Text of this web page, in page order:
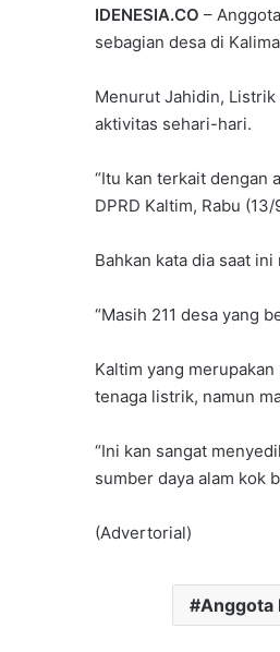
IDENESIA.CO –
sebagian desa di
Menurut Jahidin,
aktivitas sehari-hari.
“Itu kan terkait dengan
DPRD Kaltim, Rabu
Bahkan kata dia saat
“Masih 211 desa yang
Kaltim yang
tenaga listrik, namun
“Ini kan sangat
sumber daya alam kok
(Advertorial)
Anggota